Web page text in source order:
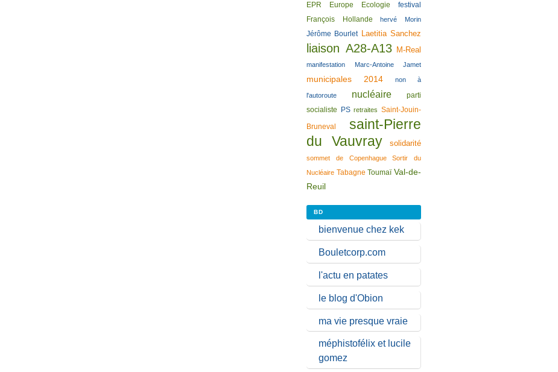
EPR Europe Ecologie
festival
François Hollande
hervé Morin
Jérôme Bourlet Laetitia Sanchez
liaison A28-A13 M-Real
manifestation Marc-Antoine Jamet
municipales 2014 non à
l'autoroute nucléaire
parti
socialiste
PS retraites Saint-Jouin-
Bruneval
saint-Pierre
du Vauvray
solidarité
sommet de Copenhague
Sortir du
Nucléaire Tabagne Toumaï Val-de-
Reuil
BD
bienvenue chez kek
Bouletcorp.com
l'actu en patates
le blog d'Obion
ma vie presque vraie
méphistofélix et lucile
gomez